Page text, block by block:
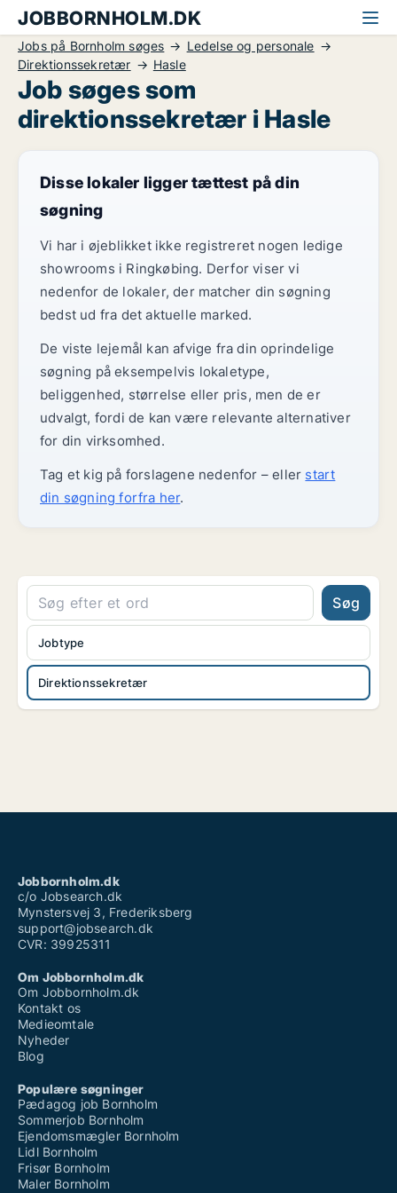
JOBBORNHOLM.DK
Jobs på Bornholm søges
Ledelse og personale
Direktionssekretær
Hasle
Job søges som
direktionssekretær i Hasle
Disse lokaler ligger tættest på din
søgning
Vi har i øjeblikket ikke registreret nogen ledige
showrooms i Ringkøbing. Derfor viser vi
nedenfor de lokaler, der matcher din søgning
bedst ud fra det aktuelle marked.
De viste lejemål kan afvige fra din oprindelige
søgning på eksempelvis lokaletype,
beliggenhed, størrelse eller pris, men de er
udvalgt, fordi de kan være relevante alternativer
for din virksomhed.
Tag et kig på forslagene nedenfor – eller start
din søgning forfra her.
Søg
Direktionssekretær
Jobtype
Jobbornholm.dk
c/o Jobsearch.dk
Mynstersvej 3, Frederiksberg
support@jobsearch.dk
CVR: 39925311
Om Jobbornholm.dk
Om Jobbornholm.dk
Kontakt os
Medieomtale
Nyheder
Blog
Populære søgninger
Pædagog job Bornholm
Sommerjob Bornholm
Ejendomsmægler Bornholm
Lidl Bornholm
Frisør Bornholm
Maler Bornholm